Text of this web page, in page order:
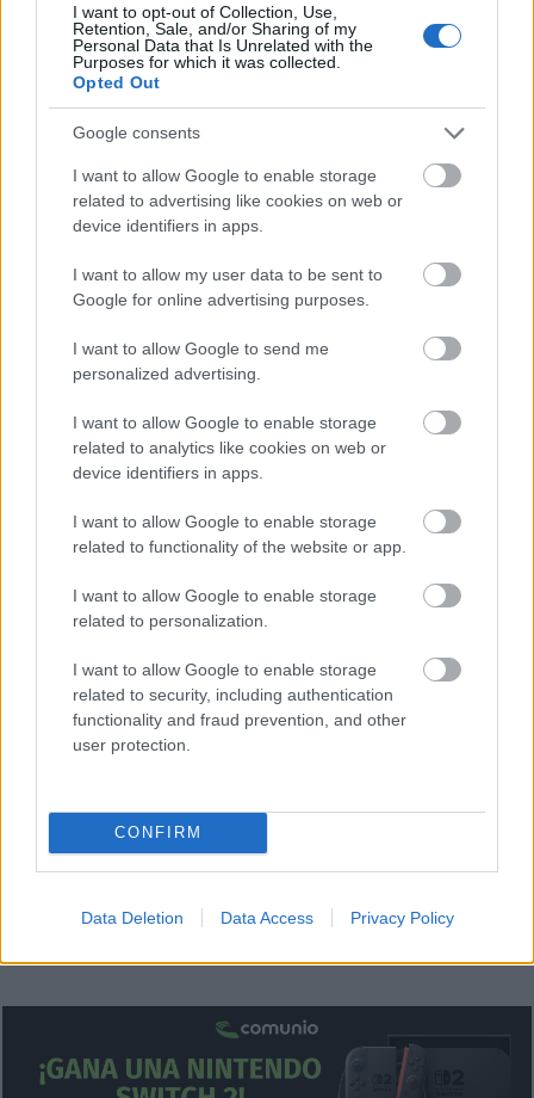
I want to opt-out of Collection, Use,
Retention, Sale, and/or Sharing of my
Personal Data that Is Unrelated with the
Purposes for which it was collected.
Opted Out
Google consents
I want to allow Google to enable storage
related to advertising like cookies on web or
device identifiers in apps.
I want to allow my user data to be sent to
Google for online advertising purposes.
I want to allow Google to send me
personalized advertising.
I want to allow Google to enable storage
related to analytics like cookies on web or
device identifiers in apps.
I want to allow Google to enable storage
related to functionality of the website or app.
I want to allow Google to enable storage
related to personalization.
I want to allow Google to enable storage
related to security, including authentication
functionality and fraud prevention, and other
user protection.
CONFIRM
Data Deletion Data Access Privacy Policy
2. Álvaro García (Rayo, centrocampista, 10.370.000,
+1.680.000)
jugadores como Álvaro García. El extremo es siempre una
amenaza para las defensas rivales y lleva 5 goles y una
delante del rayista en el ranking de centrocampistas en
Comunio. Su valor ha subido 1,6 millones en los últimos 7
1. Juanmi Jiménez (Betis, delantero, 9.820.000,
+2.400.000)
Cómo no podía ser de otra forma, el jugador de moda en
saliendo con el Betis y lleva cuatro jornadas consecutivas
marcando (6 goles en total) en las que ha sumado un total
de 52 puntos. En apenas un mes ha subido su valor en casi
5 millones, 2,4 de ellos en la última semana. ¡Su precio
agosto) era de 540.000 euros!
¿Aún no juegas a Comunio? Regístrate, ¡gratis!